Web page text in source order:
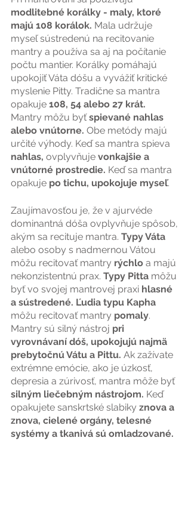
modlitebné korálky - maly, ktoré
majú 108 korálok. Mala udržuje
myseľ sústredenú na recitovanie
mantry a používa sa aj na počítanie
počtu mantier. Korálky pomáhajú
upokojiť Váta dóšu a vyvážiť kritické
myslenie Pitty. Tradične sa mantra
opakuje 108, 54 alebo 27 krát.
Mantry môžu byť spievané nahlas
alebo vnútorne. Obe metódy majú
určité výhody. Keď sa mantra spieva
nahlas, ovplyvňuje vonkajšie a
vnútorné prostredie. Keď sa mantra
opakuje po tichu, upokojuje myseľ.
Zaujímavosťou je, že v ajurvéde
dominantná dóša ovplyvňuje spôsob,
akým sa recituje mantra. Typy Váta
alebo osoby s nadmernou Vátou
môžu recitovať mantry rýchlo a majú
nekonzistentnú prax. Typy Pitta môžu
byť vo svojej mantrovej praxi hlasné
a sústredené. Ľudia typu Kapha
môžu recitovať mantry pomaly.
Mantry sú silný nástroj pri
vyrovnávaní dóš, upokojujú najmä
prebytočnú Vátu a Pittu. Ak zažívate
extrémne emócie, ako je úzkosť,
depresia a zúrivosť, mantra môže byť
silným liečebným nástrojom. Keď
opakujete sanskrtské slabiky znova a
znova, cielené orgány, telesné
systémy a tkanivá sú omladzované.